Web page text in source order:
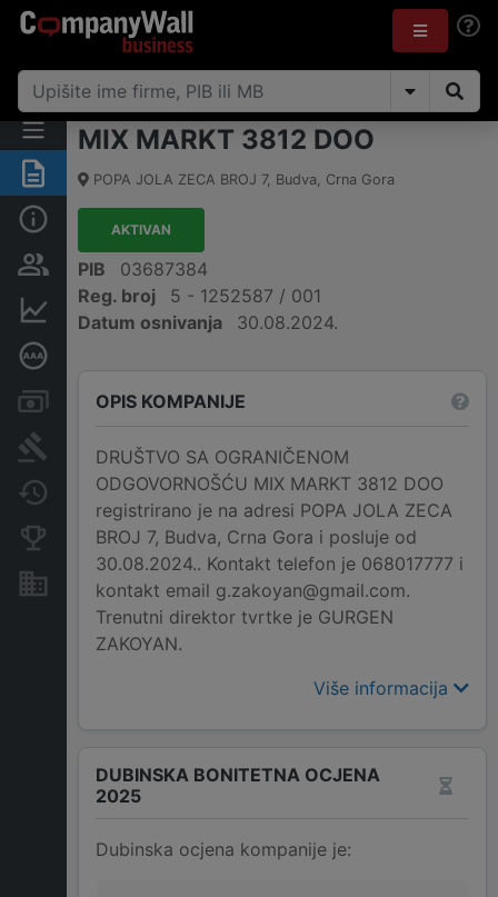
Sažetak
Osobe i vlasništvo
Finansijski podaci
Računi i blokade
Arhiva sudskih objava
Promjene
Konkurentne kompanije
Nekretnine i imovina
MIX MARKT 3812 DOO
POPA JOLA ZECA BROJ 7, Budva, Crna Gora
AKTIVAN
PIB
03687384
Reg. broj
5 - 1252587 / 001
Datum osnivanja
30.08.2024.
OPIS KOMPANIJE
DRUŠTVO SA OGRANIČENOM
ODGOVORNOŠĆU MIX MARKT 3812 DOO
registrirano je na adresi POPA JOLA ZECA
BROJ 7, Budva, Crna Gora i posluje od
30.08.2024.. Kontakt telefon je 068017777 i
kontakt email g.zakoyan@gmail.com.
Trenutni direktor tvrtke je GURGEN
ZAKOYAN.
Više informacija
DUBINSKA BONITETNA OCJENA
2025
Dubinska ocjena kompanije je: